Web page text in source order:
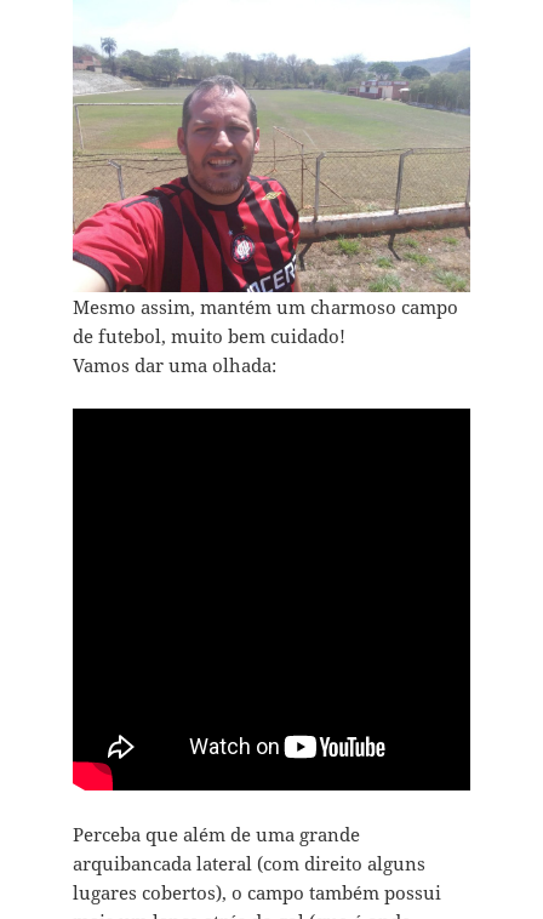
Mesmo assim, mantém um charmoso campo
de futebol, muito bem cuidado!
Vamos dar uma olhada:
Perceba que além de uma grande
arquibancada lateral (com direito alguns
lugares cobertos), o campo também possui